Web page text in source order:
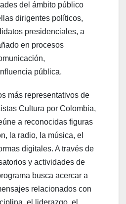
del ámbito público
dirigentes políticos,
presidenciales, a
en procesos
pública.
más representativos de
Cultura por Colombia,
a reconocidas figuras
la radio, la música, el
digitales. A través de
y actividades de
busca acercar a
relacionados con